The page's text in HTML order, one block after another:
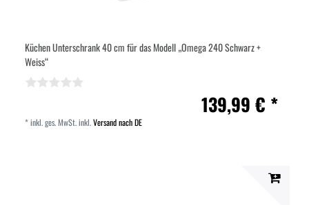
Küchen Unterschrank 40 cm für das Modell „Omega 240 Schwarz +
Weiss“
139,99 € *
*inkl. ges. MwSt.inkl.Versand nach DE